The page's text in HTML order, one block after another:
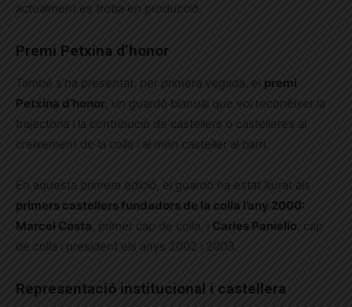
actualment es troba en producció.
Premi Petxina d’honor
També s’ha presentat, per primera vegada, el premi
Petxina d’honor , un guardó bianual que vol reconèixer la
trajectòria i la contribució de castellers o castelleres al
creixement de la colla i al món casteller al barri.
En aquesta primera edició, el guardó ha estat lliurat als
primers castellers fundadors de la colla l’any 2000:
Marcel Costa , primer cap de colla, i Carles Paniello , cap
de colla i president els anys 2002 i 2003.
Representació institucional i castellera